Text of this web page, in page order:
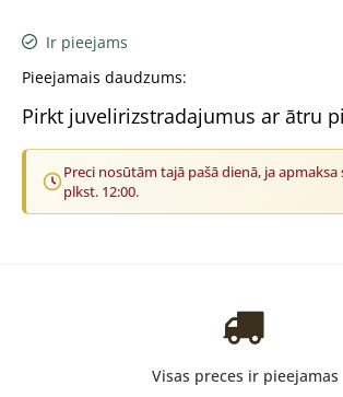
Ir pieejams
Pieejamais daudzums:
Pirkt juvelirizstradajumus ar ātru
Preci nosūtām tajā pašā dienā, ja
plkst. 12:00.
Visas preces ir pieejamas